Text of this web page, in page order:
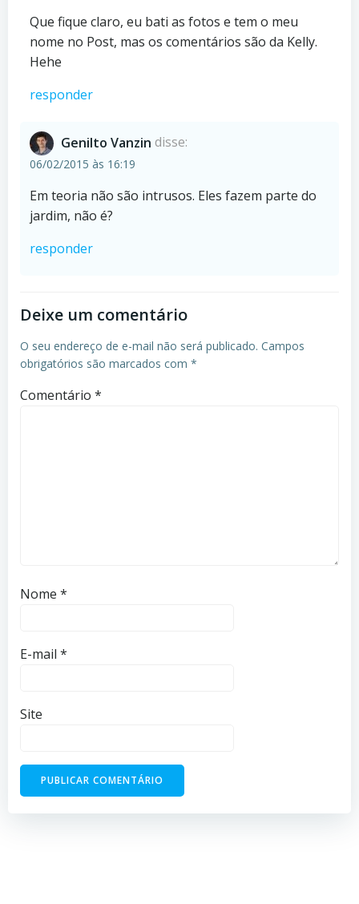
Que fique claro, eu bati as fotos e tem o meu
nome no Post, mas os comentários são da Kelly.
Hehe
responder
Genilto Vanzin disse:
06/02/2015 às 16:19
Em teoria não são intrusos. Eles fazem parte do
jardim, não é?
responder
Deixe um comentário
O seu endereço de e-mail não será publicado. Campos
obrigatórios são marcados com *
Comentário *
Nome *
E-mail *
Site